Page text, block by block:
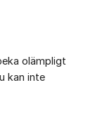
olämpligt
kan inte